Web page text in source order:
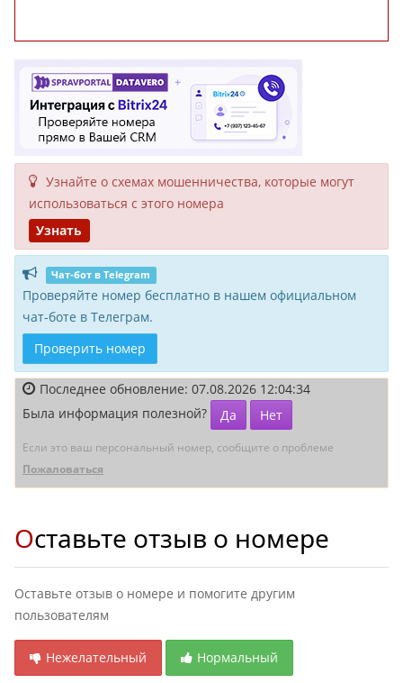
Узнайте о схемах мошенни­чества, кото­рые могут
исполь­зоваться с этого номера
Узнать
Чат-бот в Telegram
Проверяйте номер бесплатно в нашем официальном
чат-боте в Телеграм.
Проверить номер
Последнее обновление: 07.08.2026 12:04:34
Была информация полезной?
Да Нет
Если это ваш персональный номер, сообщите о проблеме
Пожаловаться
Оставьте отзыв о номере
Оставьте отзыв о номере и помогите другим
пользователям
Нежелательный Нормальный